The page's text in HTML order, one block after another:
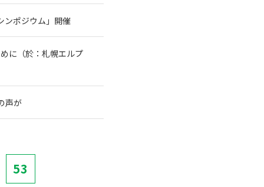
ポジウム」開催
に（於：札幌エルプ
声が
53